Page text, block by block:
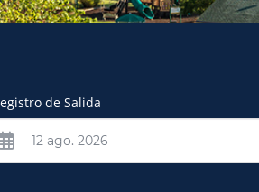
de Salida